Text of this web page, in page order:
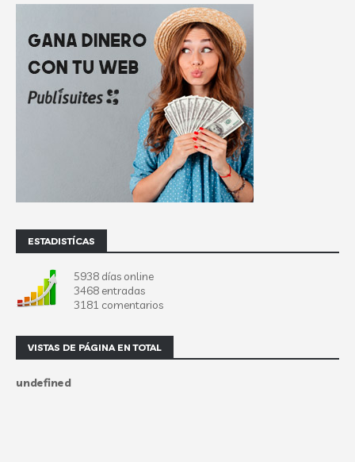
ESTADISTÍCAS
5938 días online
3468 entradas
3181 comentarios
VISTAS DE PÁGINA EN TOTAL
undefned